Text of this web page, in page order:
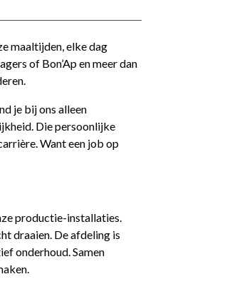
maaltijden, elke dag
of Bon’Ap en meer dan
je bij ons alleen
Die persoonlijke
Want een job op
productie-installaties.
draaien. De afdeling is
onderhoud. Samen